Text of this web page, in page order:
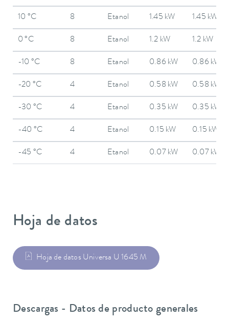
10 °C 8 Etanol 1.45 kW 1.45 kW
0 °C 8 Etanol 1.2 kW 1.2 kW
-10 °C 8 Etanol 0.86 kW 0.86 kW
-20 °C 4 Etanol 0.58 kW 0.58 kW
-30 °C 4 Etanol 0.35 kW 0.35 kW
-40 °C 4 Etanol 0.15 kW 0.15 kW
-45 °C 4 Etanol 0.07 kW 0.07 kW
Hoja de datos
Hoja de datos Universa U 1645 M
Descargas - Datos de producto generales